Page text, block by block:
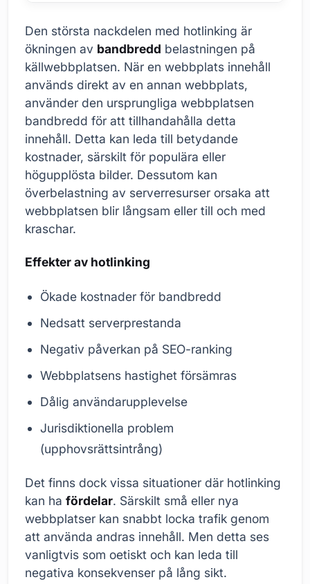
Den största nackdelen med hotlinking är
ökningen av bandbredd belastningen på
källwebbplatsen. När en webbplats innehåll
används direkt av en annan webbplats,
använder den ursprungliga webbplatsen
bandbredd för att tillhandahålla detta
innehåll. Detta kan leda till betydande
kostnader, särskilt för populära eller
högupplösta bilder. Dessutom kan
överbelastning av serverresurser orsaka att
webbplatsen blir långsam eller till och med
kraschar.
Effekter av hotlinking
Ökade kostnader för bandbredd
Nedsatt serverprestanda
Negativ påverkan på SEO-ranking
Webbplatsens hastighet försämras
Dålig användarupplevelse
Jurisdiktionella problem
(upphovsrättsintrång)
Det finns dock vissa situationer där hotlinking
kan ha fördelar. Särskilt små eller nya
webbplatser kan snabbt locka trafik genom
att använda andras innehåll. Men detta ses
vanligtvis som oetiskt och kan leda till
negativa konsekvenser på lång sikt.